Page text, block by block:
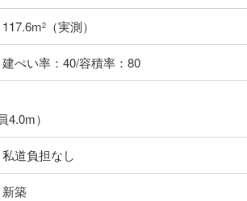
閉じる
117.6m2 （実測）
建ぺい率：40/容積率：80
）
私道負担なし
新築